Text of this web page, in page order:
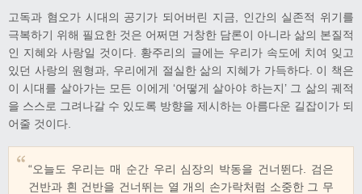
​고독과 혐오가 시대의 공기가 되어버린 지금, 인간의 실존적 위기를
극복하기 위해 필요한 것은 어쩌면 거창한 담론이 아니라 삶의 본질적
인 지혜와 사랑일 것이다. 황주리의 글에는 우리가 속도에 치여 잊고
있던 사랑의 원형과, 우리에게 절실한 삶의 지혜가 가득하다. 이 책은
이 시대를 살아가는 모든 이에게 ‘어떻게 살아야 하는지’ 그 삶의 궤적
을 스스로 그려나갈 수 있도록 방향을 제시하는 아름다운 길잡이가 되
어줄 것이다.
“오늘도 우리는 매 순간 우리 심장의 박동을 건너뛴다. 검은
건반과 흰 건반을 건너뛰는 열 개의 손가락처럼 소중한 그 무